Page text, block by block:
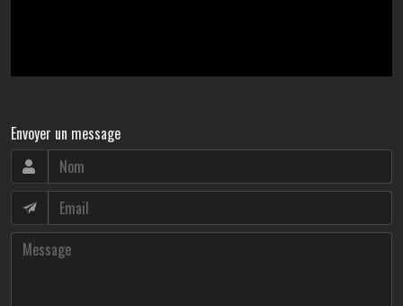
Envoyer un message